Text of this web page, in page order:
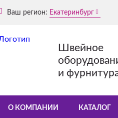
Ваш регион: Екатеринбург
Швейное
и
О КОМПАНИИ КАТАЛОГ